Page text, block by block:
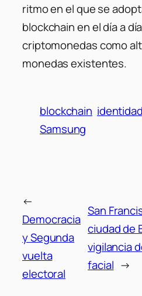
ritmo en el que se
blockchain en el día a
criptomonedas como
monedas existentes.
blockchain
Samsung
←
Democracia
y Segunda
vuelta
electoral
San
ciudad de
vigilancia
facial →